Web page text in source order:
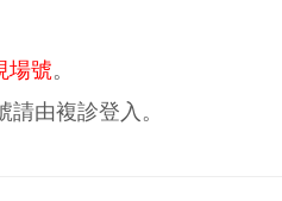
場號。
由複診登入。